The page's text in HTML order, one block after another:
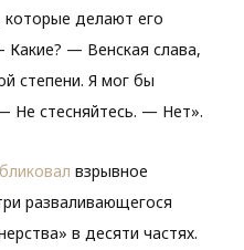
которые делают его
— Венская слава,
степени. Я мог бы
Не стесняйтесь. — Нет».
взрывное
разваливающегося
в десяти частях.